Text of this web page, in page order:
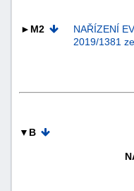
►M2
NAŘÍZENÍ
2019/1381
▼B